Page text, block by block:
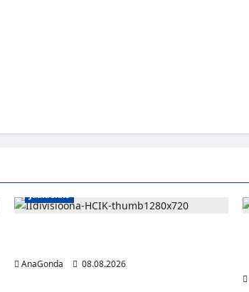
Jääkiekko
AnaGonda
08.08.2026